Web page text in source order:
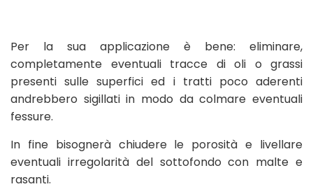
Per la sua applicazione è bene: eliminare,
completamente eventuali tracce di oli o grassi
presenti sulle superfici ed i tratti poco aderenti
andrebbero sigillati in modo da colmare eventuali
fessure.
In fine bisognerà chiudere le porosità e livellare
eventuali irregolarità del sottofondo con malte e
rasanti.